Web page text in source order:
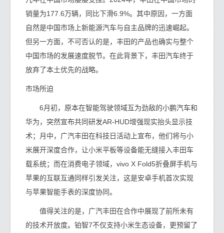
销量为177.6万辆，同比下滑6.9%。其中原因，一方面
自然是中国市场上新能源汽车与自主品牌的迅速崛起。
但另一方面，不可否认的是，丰田的产品也确实与整个
中国市场的发展速度脱节。在此背景下，丰田汽车终于
放弃了本土优先的战略。
市场所迫
6月初，原本在智能驾驶领域互为劲敌的小鹏汽车和
华为，突然宣布共同研发AR-HUD增强现实抬头显示技
术；月中，广汽丰田在科技日活动上宣布，他们将与小
米展开深度合作，让小米平板等设备能无缝接入丰田车
载系统；而在消费电子领域，vivo X Fold5折叠屏手机与
苹果的互联互通同样引发关注，这是安卓手机首次实现
与苹果智能手表的深度协同。
值得关注的是，广汽丰田在合作中展现了前所未有
的技术开放度。铂智7不仅支持小米生态设备，更预留了